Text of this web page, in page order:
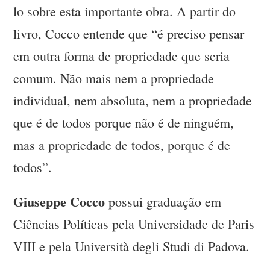
lo sobre esta importante obra. A partir do
livro, Cocco entende que “é preciso pensar
em outra forma de propriedade que seria
comum. Não mais nem a propriedade
individual, nem absoluta, nem a propriedade
que é de todos porque não é de ninguém,
mas a propriedade de todos, porque é de
todos”.
Giuseppe Cocco possui graduação em
Ciências Políticas pela Universidade de Paris
VIII e pela Università degli Studi di Padova.